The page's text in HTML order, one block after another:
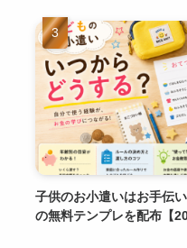
子供のお小遣いはお手伝
の無料テンプレを配布【